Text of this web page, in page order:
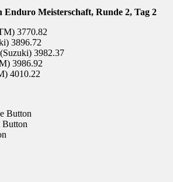
Meisterschaft, Runde 2, Tag 2
3770.82
3896.72
3982.37
3986.92
4010.22